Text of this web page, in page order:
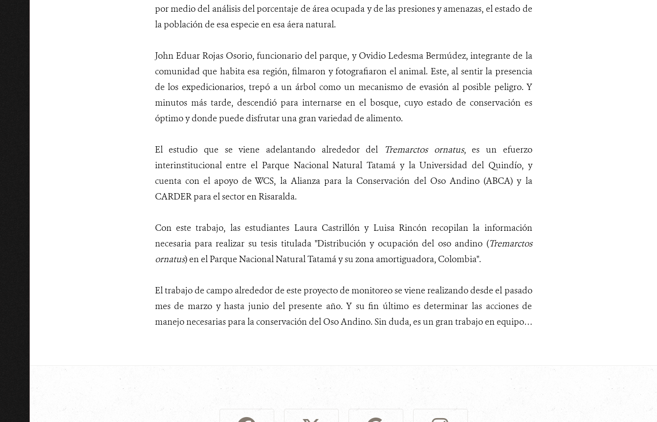
por medio del análisis del porcentaje de área ocupada y de las presiones y amenazas, el estado de
la población de esa especie en esa áera natural.
John Eduar Rojas Osorio, funcionario del parque, y Ovidio Ledesma Bermúdez, integrante de la
comunidad que habita esa región, filmaron y fotografiaron el animal. Este, al sentir la presencia
de los expedicionarios, trepó a un árbol como un mecanismo de evasión al posible peligro. Y
minutos más tarde, descendió para internarse en el bosque, cuyo estado de conservación es
óptimo y donde puede disfrutar una gran variedad de alimento.
El estudio que se viene adelantando alrededor del Tremarctos ornatus, es un efuerzo
interinstitucional entre el Parque Nacional Natural Tatamá y la Universidad del Quindío, y
cuenta con el apoyo de WCS, la Alianza para la Conservación del Oso Andino (ABCA) y la
CARDER para el sector en Risaralda.
Con este trabajo, las estudiantes Laura Castrillón y Luisa Rincón recopilan la información
necesaria para realizar su tesis titulada "Distribución y ocupación del oso andino (Tremarctos
ornatus) en el Parque Nacional Natural Tatamá y su zona amortiguadora, Colombia".
El trabajo de campo alrededor de este proyecto de monitoreo se viene realizando desde el pasado
mes de marzo y hasta junio del presente año. Y su fin último es determinar las acciones de
manejo necesarias para la conservación del Oso Andino. Sin duda, es un gran trabajo en equipo…